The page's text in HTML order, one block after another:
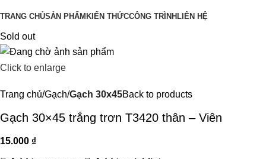
TRANG CHỦSẢN PHẨM KIẾN THỨCCÔNG TRÌNH LIÊN HỆ
Sold out
Click to enlarge
Trang chủ Gạch Gạch 30x45Back to products
Gạch 30×45 trắng trơn T3420 thân – Viên
15.000 ₫